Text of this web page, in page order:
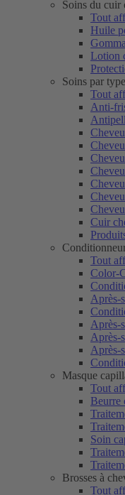
Soins du cuir
Tout
Huile
Lotion
Soins par
Tout
Anti-
Cuir
Tout
Color-
Après-
Après-
Après-
Après-
Masque
Tout
Beurre
Soin
Brosses à
Tout